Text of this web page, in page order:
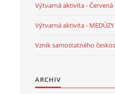
Výtvarná aktivita - Červená
Výtvarná aktivita - MEDÚZY
Vznik samostatného
ARCHIV